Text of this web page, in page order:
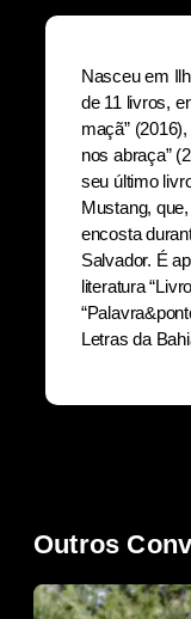
Nasceu em
de 11 livros,
maçã”
nos abraça”
seu último
Mustang,
encosta
Salvador. É
literatura
Letras da
Outros